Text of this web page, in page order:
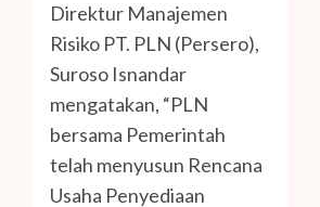
Direktur Manajemen
Risiko PT. PLN (Persero),
Suroso Isnandar
mengatakan, “PLN
bersama Pemerintah
telah menyusun Rencana
Usaha Penyediaan